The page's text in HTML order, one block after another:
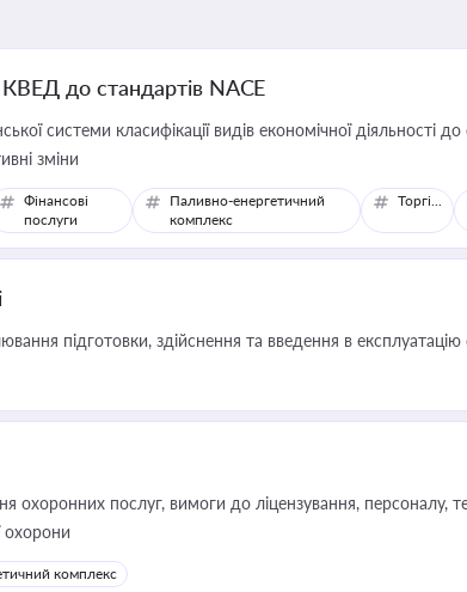
КВЕД до стандартів NACE
системи класифікації видів економічної діяльності
зміни
Фінансові
послуги
Паливно-енергетичний
комплекс
Торгівля
підготовки, здійснення та введення в експлуатацію
охоронних послуг, вимоги до ліцензування, персоналу,
охорони
комплекс